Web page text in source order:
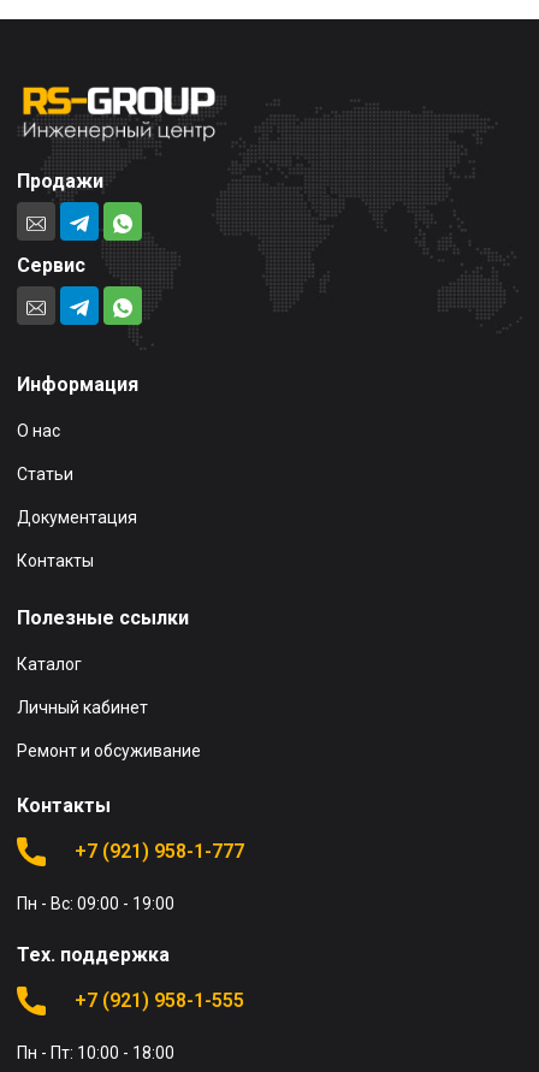
Продажи
Сервис
Информация
О нас
Статьи
Документация
Контакты
Полезные ссылки
Каталог
Личный кабинет
Ремонт и обсуживание
Контакты
+7 (921) 958-1-777
Пн - Вс: 09:00 - 19:00
Тех. поддержка
+7 (921) 958-1-555
Пн - Пт: 10:00 - 18:00